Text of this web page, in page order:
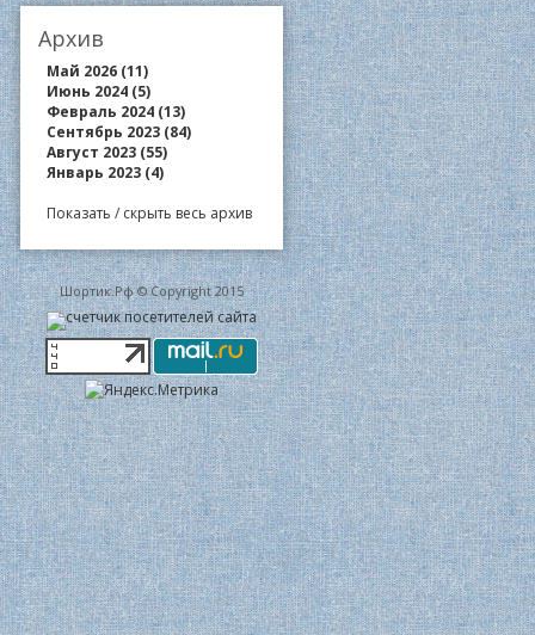
Архив
Май 2026 (11)
Июнь 2024 (5)
Февраль 2024 (13)
Сентябрь 2023 (84)
Август 2023 (55)
Январь 2023 (4)
Показать / скрыть весь архив
Шортик.Рф © Copyright 2015